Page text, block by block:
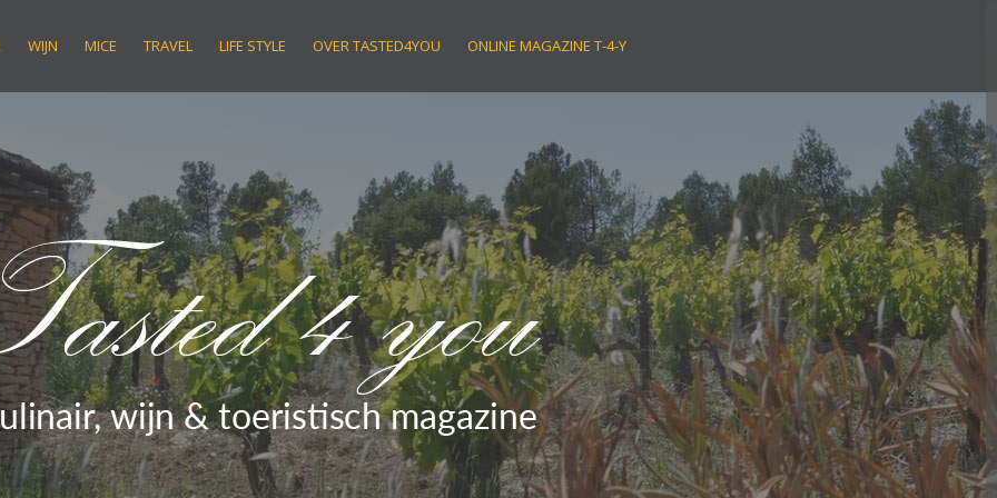
WIJN MICE TRAVEL LIFE STYLE OVER TASTED4YOU ONLINE MAGAZINE T-4-Y